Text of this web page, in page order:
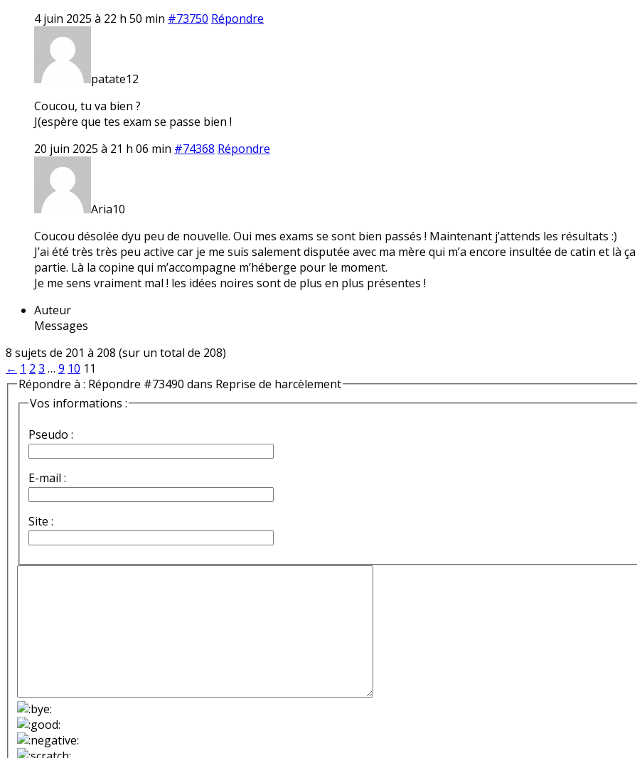
4 juin 2025 à 22 h 50 min #73750 Répondre
patate12
Coucou, tu va bien ?
J(espère que tes exam se passe bien !
20 juin 2025 à 21 h 06 min #74368 Répondre
Aria10
Coucou désolée dyu peu de nouvelle. Oui mes exams se sont bien passés ! Maintenant j’attends les résultats :)
J’ai été très très peu active car je me suis salement disputée avec ma mère qui m’a encore insultée de catin et là
partie. Là la copine qui m’accompagne m’héberge pour le moment.
Je me sens vraiment mal ! les idées noires sont de plus en plus présentes !
Auteur
Messages
8 sujets de 201 à 208 (sur un total de 208)
← 1 2 3 … 9 10 11
Répondre à : Répondre #73490 dans Reprise de harcèlement
Vos informations :
Pseudo :
E-mail :
Site :